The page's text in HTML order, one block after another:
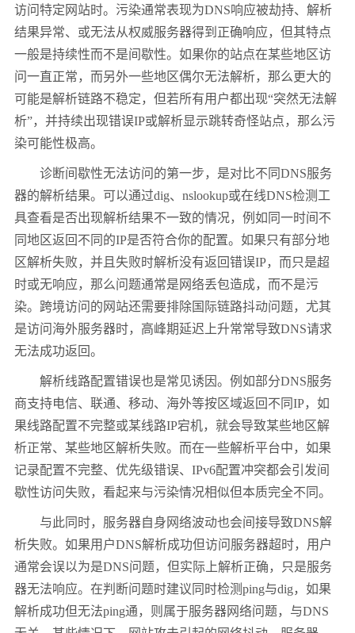
访问特定网站时。污染通常表现为DNS响应被劫持、解析
结果异常、或无法从权威服务器得到正确响应，但其特点
一般是持续性而不是间歇性。如果你的站点在某些地区访
问一直正常，而另外一些地区偶尔无法解析，那么更大的
可能是解析链路不稳定，但若所有用户都出现“突然无法解
析”，并持续出现错误IP或解析显示跳转奇怪站点，那么污
染可能性极高。
诊断间歇性无法访问的第一步，是对比不同DNS服务
器的解析结果。可以通过dig、nslookup或在线DNS检测工
具查看是否出现解析结果不一致的情况，例如同一时间不
同地区返回不同的IP是否符合你的配置。如果只有部分地
区解析失败，并且失败时解析没有返回错误IP，而只是超
时或无响应，那么问题通常是网络丢包造成，而不是污
染。跨境访问的网站还需要排除国际链路抖动问题，尤其
是访问海外服务器时，高峰期延迟上升常常导致DNS请求
无法成功返回。
解析线路配置错误也是常见诱因。例如部分DNS服务
商支持电信、联通、移动、海外等按区域返回不同IP，如
果线路配置不完整或某线路IP宕机，就会导致某些地区解
析正常、某些地区解析失败。而在一些解析平台中，如果
记录配置不完整、优先级错误、IPv6配置冲突都会引发间
歇性访问失败，看起来与污染情况相似但本质完全不同。
与此同时，服务器自身网络波动也会间接导致DNS解
析失败。如果用户DNS解析成功但访问服务器超时，用户
通常会误以为是DNS问题，但实际上解析正确，只是服务
器无法响应。在判断问题时建议同时检测ping与dig，如果
解析成功但无法ping通，则属于服务器网络问题，与DNS